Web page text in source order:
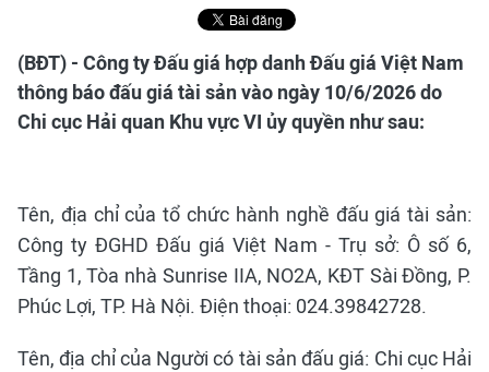
(BĐT) - Công ty Đấu giá hợp danh Đấu giá Việt Nam
thông báo đấu giá tài sản vào ngày 10/6/2026 do
Chi cục Hải quan Khu vực VI ủy quyền như sau:
Tên, địa chỉ của tổ chức hành nghề đấu giá tài sản:
Công ty ĐGHD Đấu giá Việt Nam - Trụ sở: Ô số 6,
Tầng 1, Tòa nhà Sunrise IIA, NO2A, KĐT Sài Đồng, P.
Phúc Lợi, TP. Hà Nội. Điện thoại: 024.39842728.
Tên, địa chỉ của Người có tài sản đấu giá: Chi cục Hải